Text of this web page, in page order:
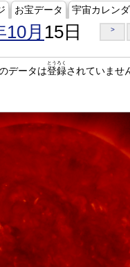
お宝データ 宇宙カレン
10月 15日 >
データは登録
とうろく
されていませ